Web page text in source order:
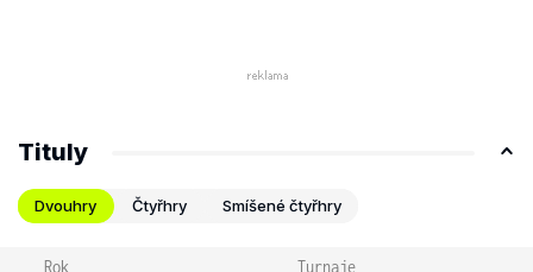
Tituly
Dvouhry Čtyřhry Smíšené čtyřhry
Rok Turnaje